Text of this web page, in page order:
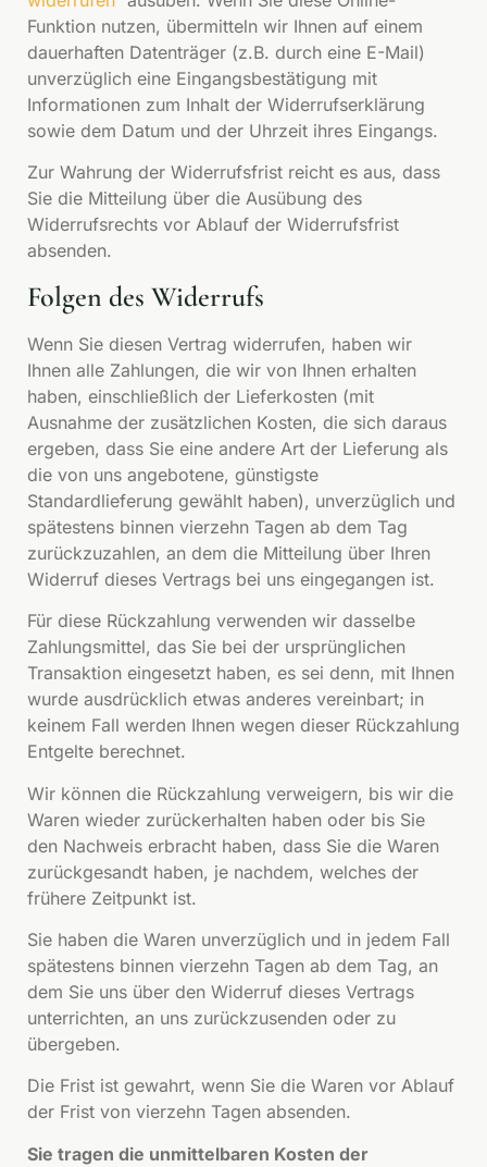
Funktion nutzen, übermitteln wir Ihnen auf einem
dauerhaften Datenträger (z.B. durch eine E-Mail)
unverzüglich eine Eingangsbestätigung mit
Informationen zum Inhalt der Widerrufserklärung
sowie dem Datum und der Uhrzeit ihres Eingangs.
Zur Wahrung der Widerrufsfrist reicht es aus, dass
Sie die Mitteilung über die Ausübung des
Widerrufsrechts vor Ablauf der Widerrufsfrist
absenden.
Folgen des Widerrufs
Wenn Sie diesen Vertrag widerrufen, haben wir
Ihnen alle Zahlungen, die wir von Ihnen erhalten
haben, einschließlich der Lieferkosten (mit
Ausnahme der zusätzlichen Kosten, die sich daraus
ergeben, dass Sie eine andere Art der Lieferung als
die von uns angebotene, günstigste
Standardlieferung gewählt haben), unverzüglich und
spätestens binnen vierzehn Tagen ab dem Tag
zurückzuzahlen, an dem die Mitteilung über Ihren
Widerruf dieses Vertrags bei uns eingegangen ist.
Für diese Rückzahlung verwenden wir dasselbe
Zahlungsmittel, das Sie bei der ursprünglichen
Transaktion eingesetzt haben, es sei denn, mit Ihnen
wurde ausdrücklich etwas anderes vereinbart; in
keinem Fall werden Ihnen wegen dieser Rückzahlung
Entgelte berechnet.
Wir können die Rückzahlung verweigern, bis wir die
Waren wieder zurückerhalten haben oder bis Sie
den Nachweis erbracht haben, dass Sie die Waren
zurückgesandt haben, je nachdem, welches der
frühere Zeitpunkt ist.
Sie haben die Waren unverzüglich und in jedem Fall
spätestens binnen vierzehn Tagen ab dem Tag, an
dem Sie uns über den Widerruf dieses Vertrags
unterrichten, an uns zurückzusenden oder zu
übergeben.
Die Frist ist gewahrt, wenn Sie die Waren vor Ablauf
der Frist von vierzehn Tagen absenden.
Sie tragen die unmittelbaren Kosten der